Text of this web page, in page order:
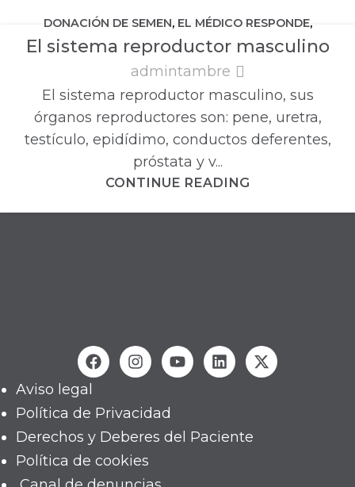
DONACIÓN DE SEMEN, EL MÉDICO RESPONDE,
FERTILIDAD E INFERTILIDAD MASCULINA
El sistema reproductor masculino
admintambre
El sistema reproductor masculino, sus
órganos reproductores son: pene, uretra,
testículo, epidídimo, conductos deferentes,
próstata y v...
CONTINUE READING
Aviso legal
Política de Privacidad
Derechos y Deberes del Paciente
Política de cookies